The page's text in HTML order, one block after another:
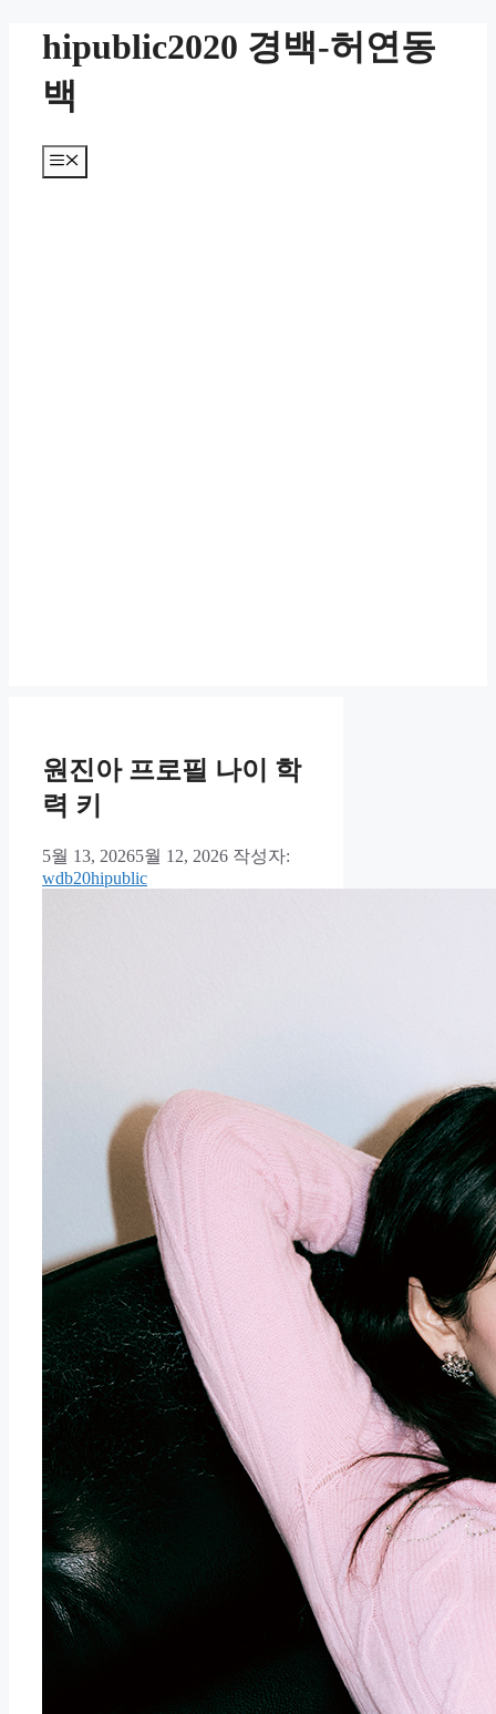
hipublic2020 경백-허연동
백
메
뉴
원진아 프로필 나이 학
력 키
5월 13, 20265월 12, 2026 작성자:
wdb20hipublic